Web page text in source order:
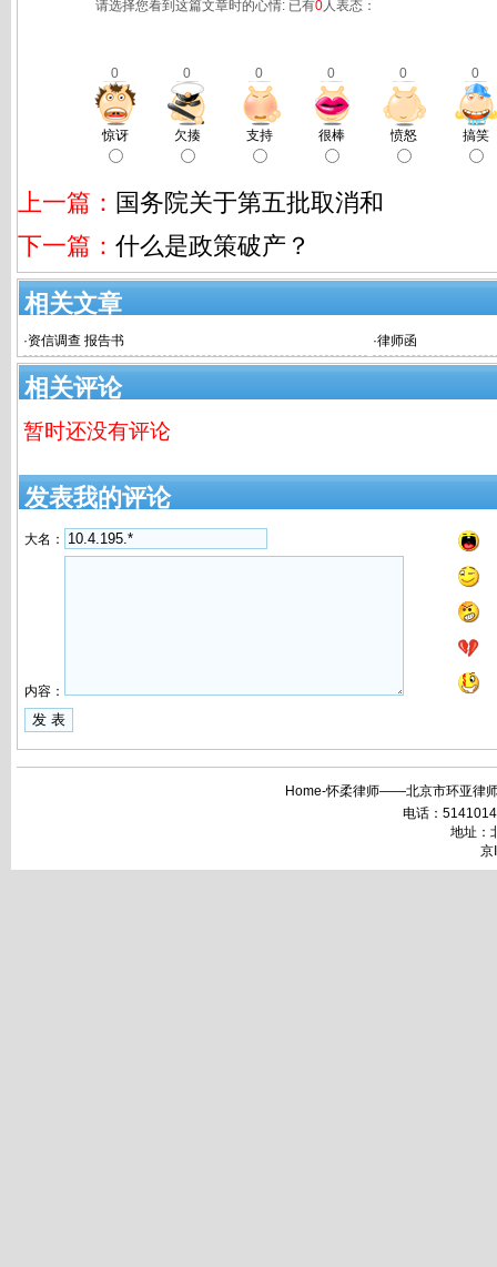
请选择您看到这篇文章时的心情: 已有0人表态：
0 0 0 0 0 0
惊讶 欠揍 支持 很棒 愤怒 搞笑
上一篇： 国务院关于第五批取消和
下一篇： 什么是政策破产？
相关文章
·资信调查 报告书 ·律师函
相关评论
暂时还没有评论
发表我的评论
大名：
内容：
Home-怀柔律师——北京市环亚律
电话：
地址：
京